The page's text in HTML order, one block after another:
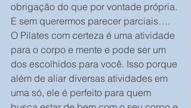
obrigação do que por vontade própria.
E sem querermos parecer parciais….
O Pilates com certeza é uma atividade
para o corpo e mente e pode ser um
dos escolhidos para você. Isso porque
além de aliar diversas atividades em
uma só, ele é perfeito para quem